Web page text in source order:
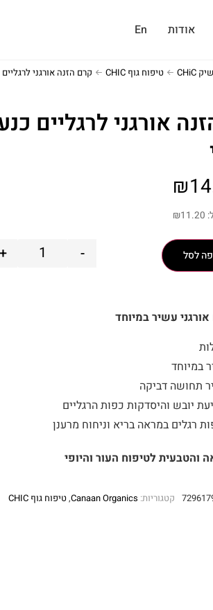
אודות En
שיק CHiC טיפוח גוף CHIC קרם הזנה אורגני לרגליים
אורגני לרגליים
₪
₪11.20
-
+ לסל
עשיר במיוחד
במיוחד
תחושה דביקה
יובש והיסדקות כפות הרגליים
רגלים במראה בריא וניחוח מרענן
והטבעית לטיפוח העור והיופי
קטגוריות: Canaan Organics
,טיפוח גוף CHIC